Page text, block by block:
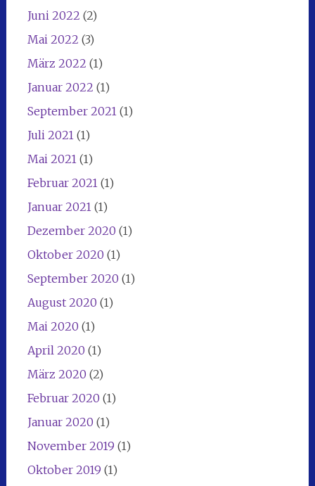
Juni 2022 (2)
Mai 2022 (3)
März 2022 (1)
Januar 2022 (1)
September 2021(1)
Juli 2021(1)
Mai 2021(1)
Februar 2021(1)
Januar 2021(1)
Dezember 2020 (1)
Oktober 2020 (1)
September 2020 (1)
August 2020 (1)
Mai 2020 (1)
April 2020 (1)
März 2020 (2)
Februar 2020 (1)
Januar 2020 (1)
November 2019 (1)
Oktober 2019 (1)